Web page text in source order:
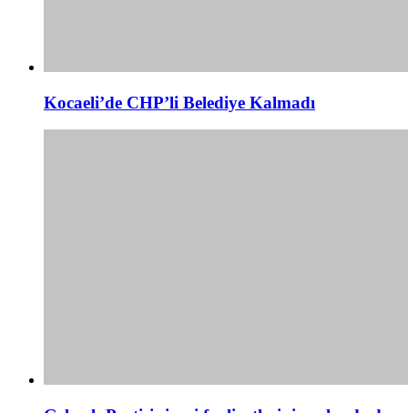
Kocaeli’de CHP’li Belediye Kalmadı